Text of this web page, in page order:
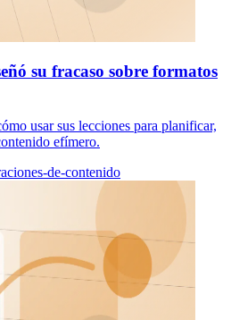
su fracaso sobre formatos
usar sus lecciones para planificar,
efímero.
de-contenido